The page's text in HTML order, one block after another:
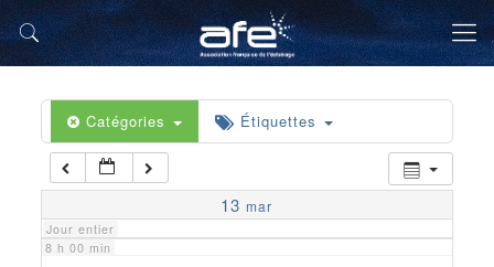
Catégories Étiquettes
13 mar
Jour entier
5 h 00 min
6 h 00 min
7 h 00 min
8 h 00 min